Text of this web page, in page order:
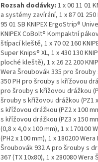
Rozsah dodávky: 1 x 00 11 01
a systémy zavírání, 1 x 87 01
95 01 SB KNIPEX ErgoStrip®
KNIPEX CoBolt® Kompaktní
štípací kleště, 1 x 70 02 160
Super Knips® XL, 1 x 430 130
ploché kleště), 1 x 26 22 200
Wera Šroubovák 335 pro šrouby
350 PH pro šrouby s křížovou
pro šrouby s křížovou drážkou
šrouby s křížovou drážkou (PZ1
s křížovou drážkou (PZ2 x 100
s křížovou drážkou (PZ3 x 150
(0,8 x 4,0 x 100 mm), 1 x
(PH2 x 100 mm), 1 x 180200
Šroubovák 932 A pro šrouby s
367 (TX 10x80), 1 x 280080 Wera